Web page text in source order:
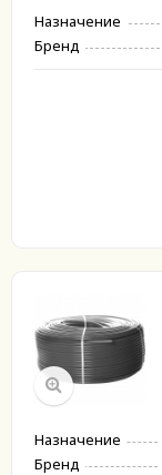
Назначение
Бренд
Назначение
Бренд